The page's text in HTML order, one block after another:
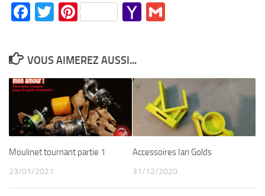
Facebook
TwitterPinterestYahoo
VOUS AIMEREZ AUSSI...
Moulinet tournant partie 1
23/01/2021
Accessoires Ian Golds
31/12/2020